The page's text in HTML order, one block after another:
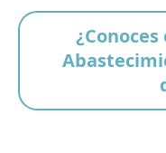
trámites
Contacto
Permiso